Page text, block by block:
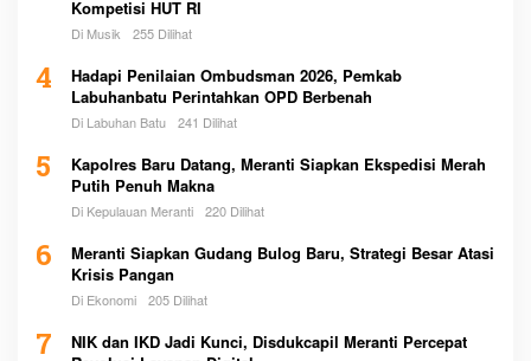
Kompetisi HUT RI
Di Musik 255 Dilihat
4
Hadapi Penilaian Ombudsman 2026, Pemkab
Labuhanbatu Perintahkan OPD Berbenah
Di Labuhan Batu 241 Dilihat
5
Kapolres Baru Datang, Meranti Siapkan Ekspedisi Merah
Putih Penuh Makna
Di Kepulauan Meranti 220 Dilihat
6
Meranti Siapkan Gudang Bulog Baru, Strategi Besar Atasi
Krisis Pangan
Di Ekonomi 205 Dilihat
7
NIK dan IKD Jadi Kunci, Disdukcapil Meranti Percepat